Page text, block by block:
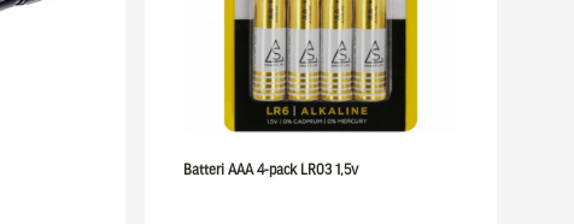
Batteri AAA 4-pack LR03 1,5v